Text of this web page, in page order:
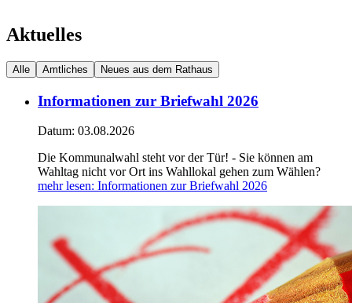
Aktuelles
Alle Amtliches Neues aus dem Rathaus
Informationen zur Briefwahl 2026
Datum: 03.08.2026
Die Kommunalwahl steht vor der Tür! - Sie können am
Wahltag nicht vor Ort ins Wahllokal gehen zum Wählen?
mehr lesen: Informationen zur Briefwahl 2026